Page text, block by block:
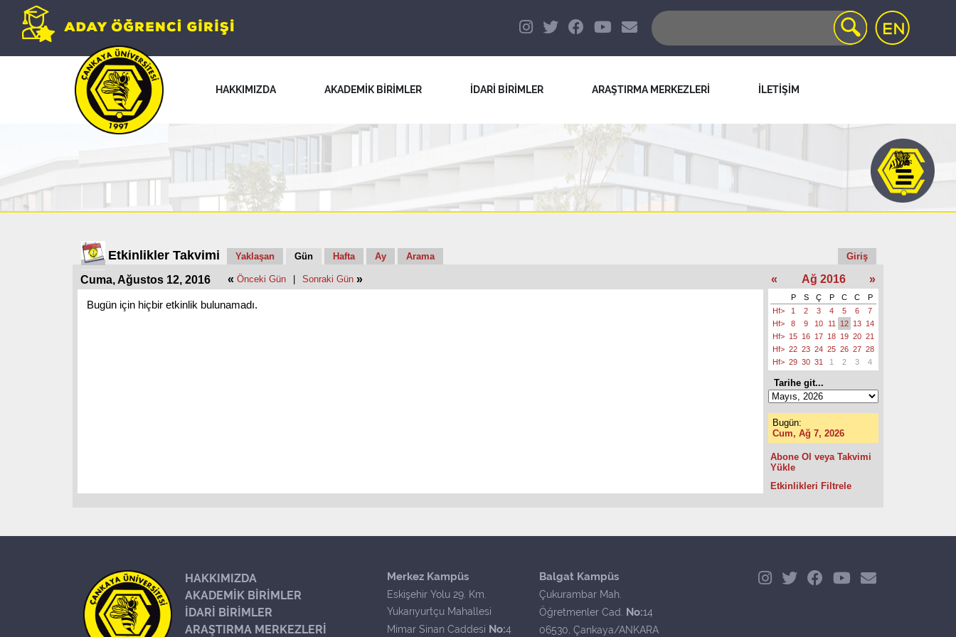
HAKKIMIZDA AKADEMİK BİRİMLER İDARİ BİRİMLER ARAŞTIRMA MERKEZLERİ İLETİŞİM
Etkinlikler Takvimi Yaklaşan Gün Hafta Ay Arama Giriş
Cuma, Ağustos 12, 2016 « Önceki Gün Sonraki Gün »
Bugün için hiçbir etkinlik bulunamadı.
« Ağ 2016 »
P S Ç P C C
P
Hf>
1 2 3 4 5 6
7
Hf>
8 9 10 11 12 13 14
Hf> 15 16 17 18 19 20 21
Hf> 22 23 24 25 26 27 28
Hf> 29 30 31 1 2 3 4
Tarihe git...
Bugün:
Cum, Ağ 7, 2026
Abone Ol veya Takvimi
Yükle
Etkinlikleri Filtrele
HAKKIMIZDA
AKADEMİK BİRİMLER
İDARİ BİRİMLER
ARAŞTIRMA MERKEZLERİ
Merkez Kampüs
Eskişehir Yolu 29. Km.
Yukarıyurtçu Mahallesi
Mimar Sinan Caddesi No:4
Balgat Kampüs
Çukurambar Mah.
Öğretmenler Cad. No:14
06530, Çankaya/ANKARA